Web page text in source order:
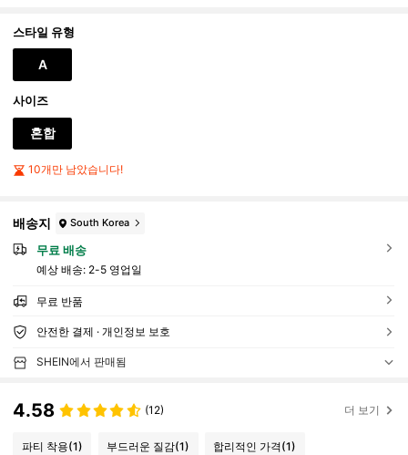
스타일 유형
A
사이즈
혼합
10개만 남았습니다!
배송지 South Korea
무료 배송
예상 배송: 2-5 영업일
무료 반품
안전한 결제 · 개인정보 보호
SHEIN에서 판매됨
4.58 (12) 더 보기
파티 착용(1) 부드러운 질감(1) 합리적인 가격(1)